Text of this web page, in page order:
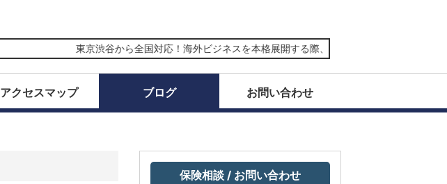
東京渋谷から全国対応！海外ビジネスを本格展開する際、海外展示会に出展する際の
アクセスマップ ブログ お問い合わせ
保険相談 / お問い合わせ